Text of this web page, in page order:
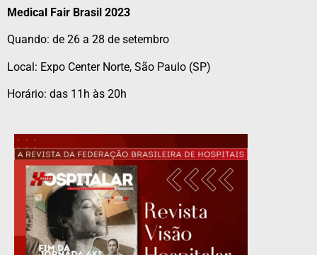
Medical Fair Brasil 2023
Quando: de 26 a 28 de setembro
Local: Expo Center Norte, São Paulo (SP)
Horário: das 11h às 20h